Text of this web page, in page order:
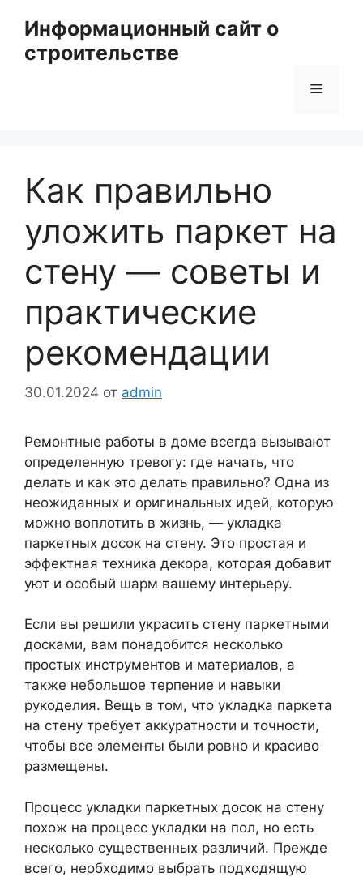
содержимому
Информационный сайт о
строительстве
Меню
Как правильно
уложить паркет на
стену — советы и
практические
рекомендации
30.01.2024 от admin
Ремонтные работы в доме всегда вызывают
определенную тревогу: где начать, что
делать и как это делать правильно? Одна из
неожиданных и оригинальных идей, которую
можно воплотить в жизнь, — укладка
паркетных досок на стену. Это простая и
эффектная техника декора, которая добавит
уют и особый шарм вашему интерьеру.
Если вы решили украсить стену паркетными
досками, вам понадобится несколько
простых инструментов и материалов, а
также небольшое терпение и навыки
рукоделия. Вещь в том, что укладка паркета
на стену требует аккуратности и точности,
чтобы все элементы были ровно и красиво
размещены.
Процесс укладки паркетных досок на стену
похож на процесс укладки на пол, но есть
несколько существенных различий. Прежде
всего, необходимо выбрать подходящую